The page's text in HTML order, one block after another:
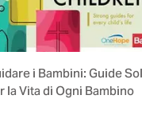
i Bambini: Guide
la Vita di Ogni Bambino